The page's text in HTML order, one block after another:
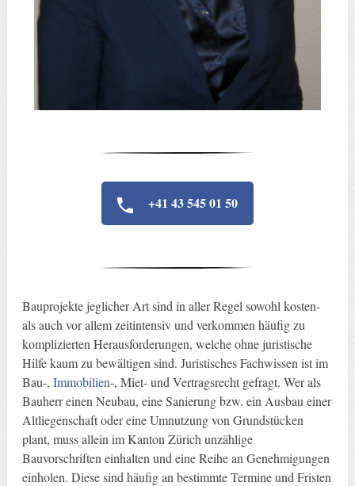
+41 43 545 01 50
Bauprojekte jeglicher Art sind in aller Regel sowohl kosten-
als auch vor allem zeitintensiv und verkommen häufig zu
komplizierten Herausforderungen, welche ohne juristische
Hilfe kaum zu bewältigen sind. Juristisches Fachwissen ist im
Bau-, Immobilien-, Miet- und Vertragsrecht gefragt. Wer als
Bauherr einen Neubau, eine Sanierung bzw. ein Ausbau einer
Altliegenschaft oder eine Umnutzung von Grundstücken
plant, muss allein im Kanton Zürich unzählige
Bauvorschriften einhalten und eine Reihe an Genehmigungen
einholen. Diese sind häufig an bestimmte Termine und Fristen